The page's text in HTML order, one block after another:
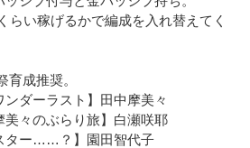
らい稼げるかで編成を入れ替えてく
育成推奨。
ンダーラスト】田中摩美々
美々のぶらり旅】白瀬咲耶
ター……？】園田智代子